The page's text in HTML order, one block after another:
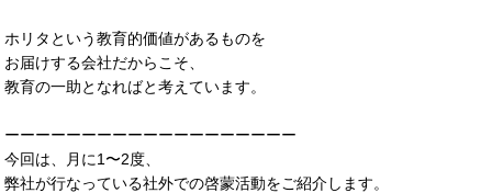
ホリタという教育的価値があるものを
お届けする会社だからこそ、
教育の一助となればと考えています。
ーーーーーーーーーーーーーーーーーーー
今回は、月に1〜2度、
弊社が行なっている社外での啓蒙活動をご紹介します。